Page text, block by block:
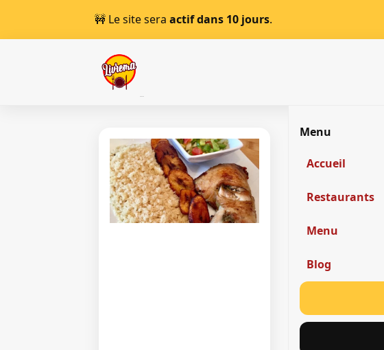
🚧 Le site sera actif dans 10 jours.
Menu
Accueil
Restaurants
Menu
Blog